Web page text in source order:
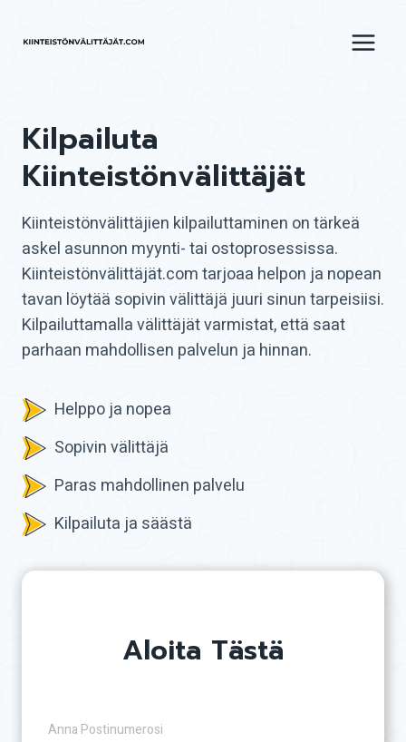
sisältöön
Kilpailuta
Kiinteistönvälittäjät
Kiinteistönvälittäjien kilpailuttaminen on tärkeä
askel asunnon myynti- tai ostoprosessissa.
Kiinteistönvälittäjät.com tarjoaa helpon ja nopean
tavan löytää sopivin välittäjä juuri sinun tarpeisiisi.
Kilpailuttamalla välittäjät varmistat, että saat
parhaan mahdollisen palvelun ja hinnan.
Helppo ja nopea
Sopivin välittäjä
Paras mahdollinen palvelu
Kilpailuta ja säästä
Aloita Tästä